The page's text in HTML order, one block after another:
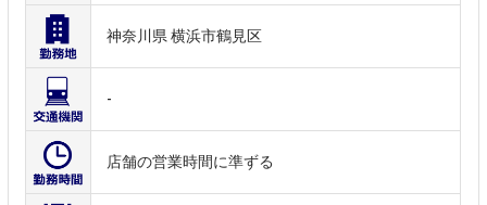
神奈川県 横浜市鶴見区
-
店舗の営業時間に準ずる